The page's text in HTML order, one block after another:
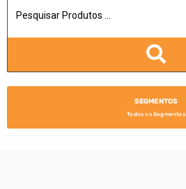
SEGMENTOS
Todos os Segmentos